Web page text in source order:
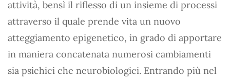
attività, bensì il riflesso di un insieme di processi
attraverso il quale prende vita un nuovo
atteggiamento epigenetico, in grado di apportare
in maniera concatenata numerosi cambiamenti
sia psichici che neurobiologici. Entrando più nel